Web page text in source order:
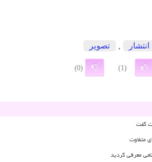
انتشار , تصویر
(1)
(0)
گفت
متفاوت
معرفی گردید